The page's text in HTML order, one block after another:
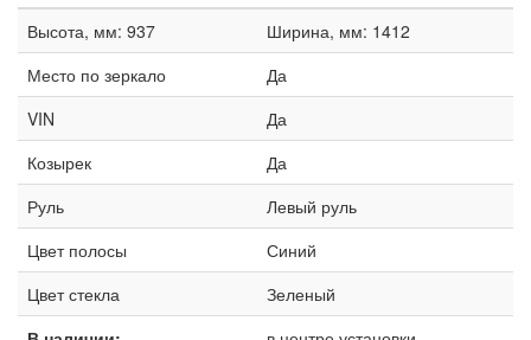
Высота, мм: 937
Ширина, мм: 1412
Место по зеркало
Да
VIN
Да
Козырек
Да
Руль
Левый руль
Цвет полосы
Синий
Цвет стекла
Зеленый